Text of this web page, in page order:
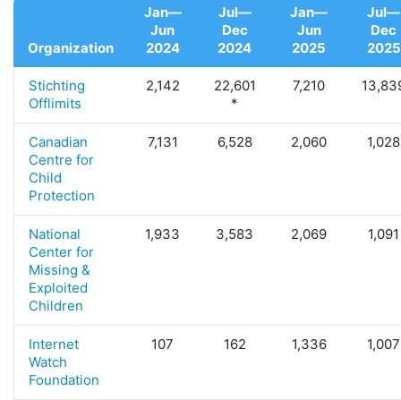
Organization
Jan—
Jun
2024
Jul—
Dec
2024
Jan—
Jun
2025
Jul—
Dec
2025
Stichting
Offlimits
2,142
22,601
*
7,210
Canadian
Centre for
Child
Protection
7,131 6,528 2,060 1,028
National
Center for
Missing &
Exploited
Children
1,933 3,583 2,069 1,091
Internet
Watch
Foundation
107 162 1,336 1,007